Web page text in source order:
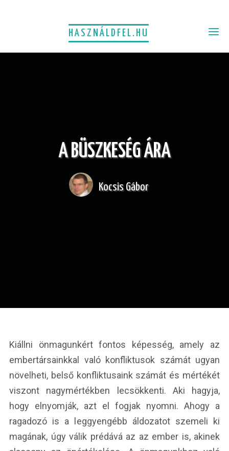
HASZNÁLDFEL.HU
A BÜSZKESÉG ÁRA
Kocsis Gábor
Kiállni önmagunkért fontos képesség, amely az
embertársainkkal való konfliktusok számát ugyan
növelheti, belső konfliktusaink számát és mértékét
viszont nagymértékben lecsökkenti. Aki hagyja,
hogy elnyomják, azt el fogjak nyomni. Ahogy a
ragadozó is a leggyengébb áldozatot szemeli ki
magának, úgy válik prédává az az ember is, akinek